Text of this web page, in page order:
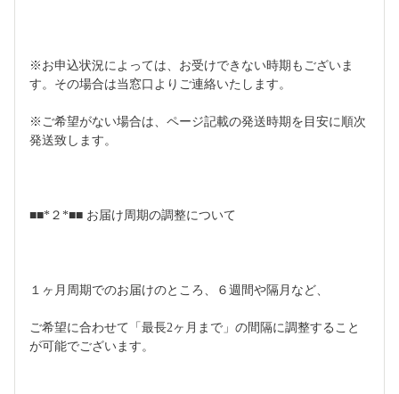
※お申込状況によっては、お受けできない時期もございま
す。その場合は当窓口よりご連絡いたします。
※ご希望がない場合は、ページ記載の発送時期を目安に順次
発送致します。
■■*２*■■ お届け周期の調整について
１ヶ月周期でのお届けのところ、６週間や隔月など、
ご希望に合わせて「最長2ヶ月まで」の間隔に調整すること
が可能でございます。